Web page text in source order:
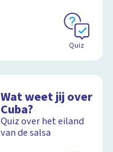
Quiz
Wat weet jij over
Cuba?
Quiz over het eiland
van de salsa